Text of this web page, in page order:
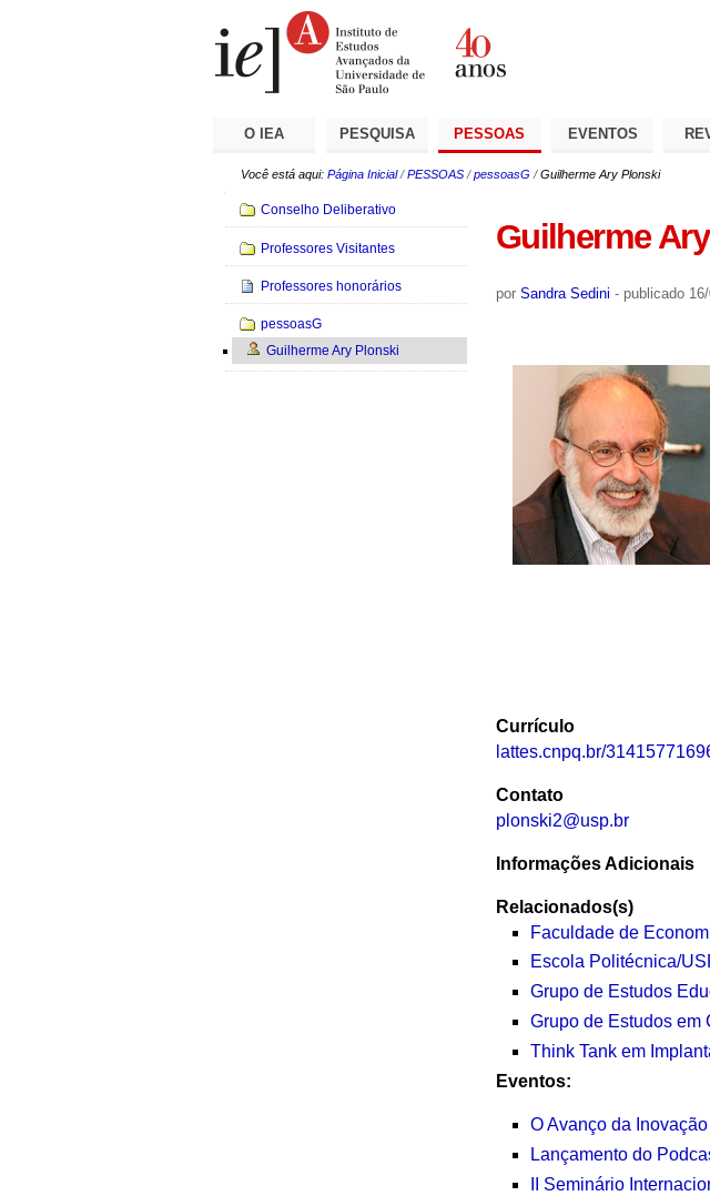
O IEA PESQUISA PESSOAS EVENTOS
Você está aqui: Página Inicial /PESSOAS /pessoasG /Guilherme Ary Plonski
Guilherme
por Sandra Sedini - publicado16/
Currículo
lattes.cnpq.br/
Contato
plonski2@usp.br
Informações Adicionais
Relacionados(s)
Faculdade de
Escola Politécnica/
Grupo de Estudos
Grupo de Estudos em
Think Tank em
Eventos:
O Avanço da
Lançamento do
II Seminário
Navegação
Conselho Deliberativo
Professores Visitantes
Professores honorários
pessoasG
Guilherme Ary Plonski